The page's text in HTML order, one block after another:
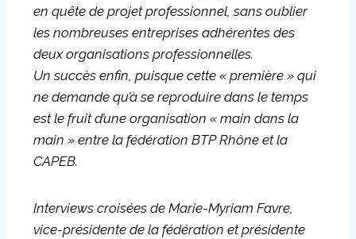
en quête de projet professionnel, sans oublier
les nombreuses entreprises adhérentes des
deux organisations professionnelles.
Un succès enfin, puisque cette « première » qui
ne demande qu’à se reproduire dans le temps
est le fruit d’une organisation « main dans la
main » entre la fédération BTP Rhône et la
CAPEB.
Interviews croisées de Marie-Myriam Favre,
vice-présidente de la fédération et présidente